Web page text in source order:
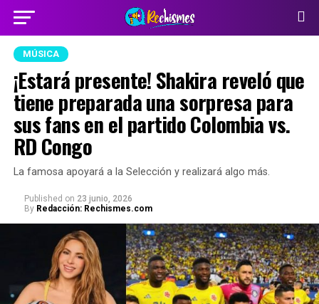
MÚSICA
¡Estará presente! Shakira reveló que
tiene preparada una sorpresa para
sus fans en el partido Colombia vs.
RD Congo
La famosa apoyará a la Selección y realizará algo más.
Published on 23 junio, 2026
By Redacción: Rechismes.com